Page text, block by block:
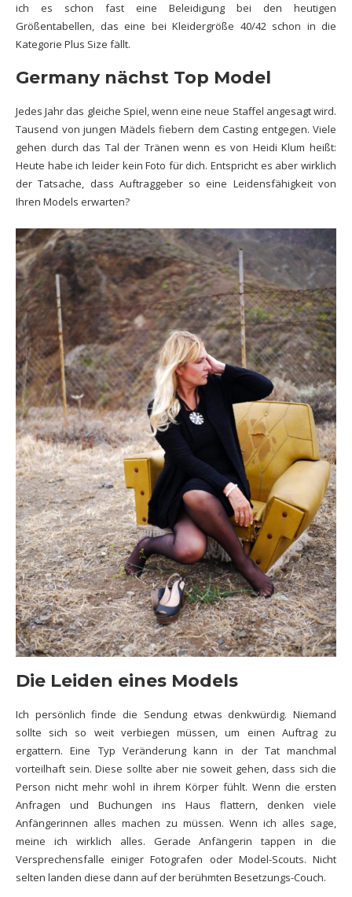
ich es schon fast eine Beleidigung bei den heutigen
Größentabellen, das eine bei Kleidergröße 40/42 schon in die
Kategorie Plus Size fällt.
Germany nächst Top Model
Jedes Jahr das gleiche Spiel, wenn eineneue Staffel angesagt wird.
Tausend von jungen Mädels fiebern dem Casting entgegen. Viele
gehen durch das Tal der Tränen wenn es von HeidiKlum heißt:
Heute habe ich leider kein Foto für dich. Entspricht es aber wirklich
der Tatsache, dass Auftraggeber so eine Leidensfähigkeit von
Ihren Models erwarten?
Die Leiden eines Models
Ich persönlich finde die Sendung etwas denkwürdig. Niemand
sollte sich so weit verbiegen müssen, um einen Auftrag zu
ergattern. Eine Typ Veränderung kann in der Tat manchmal
vorteilhaft sein. Diese sollte aber nie soweit gehen, dass sich die
Person nicht mehr wohl in ihrem Körper fühlt. Wenn die ersten
Anfragen und Buchungen ins Haus flattern, denken viele
Anfängerinnen alles machen zu müssen. Wenn ich alles sage,
meine ich wirklich alles. Gerade Anfängerin tappen in die
Versprechensfalle einiger Fotografen oder Model-Scouts. Nicht
selten landen diese dann auf der berühmten Besetzungs-Couch.